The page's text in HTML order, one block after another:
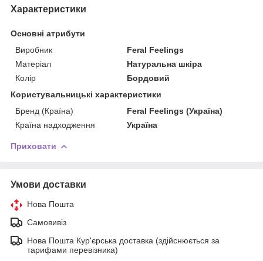
Характеристики
Основні атрибути
Виробник
Feral Feelings
Матеріал
Натуральна шкіра
Колір
Бордовий
Користувальницькі характеристики
Бренд (Країна)
Feral Feelings (Україна)
Країна надходження
Україна
Приховати
Умови доставки
Нова Пошта
Самовивіз
Нова Пошта Кур'єрська доставка (здійснюється за
тарифами перевізника)